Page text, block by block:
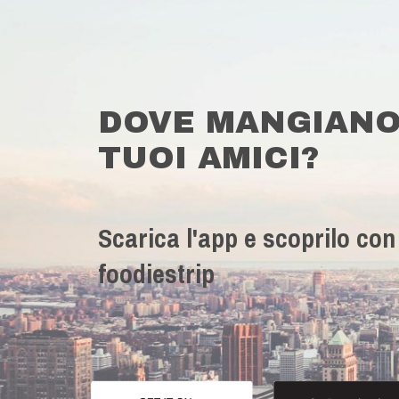
DOVE
TUOI AMICI?
Scarica l'app e scoprilo con
foodiestrip